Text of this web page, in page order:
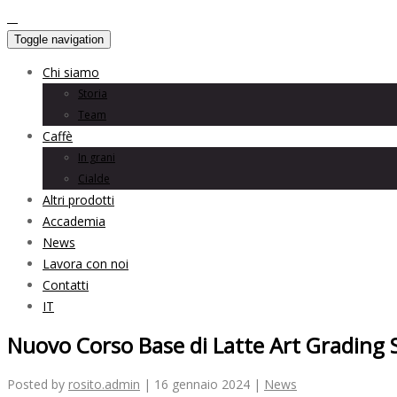
Toggle navigation
Chi siamo
Storia
Team
Caffè
In grani
Cialde
Altri prodotti
Accademia
News
Lavora con noi
Contatti
IT
Nuovo Corso Base di Latte Art Grading
Posted by rosito.admin | 16 gennaio 2024 | News